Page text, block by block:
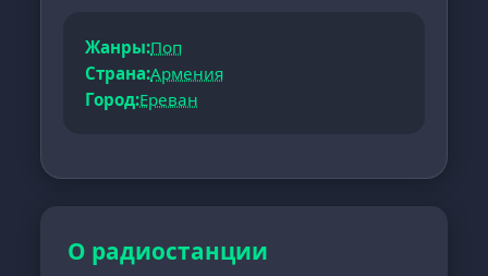
Жанры:Поп
Страна:Армения
Город:Ереван
О радиостанции